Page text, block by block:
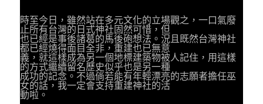
時至今日，雖然站在多元文化的立場觀之，一口氣廢
止所有台灣的日式神社固然可惜，但
也已經是事後諸葛的馬後砲想法。況且既然台灣神社
都已經燒得面目全非，重建也已無意
義，就這樣成為另一個地標建築物被人記住，用這樣
的方式繼續留名歷史似乎也是另一種
成功的記念。不過倘若能有年輕漂亮的志願者擔任巫
女的話，我一定會支持重建神社的活
動啦。